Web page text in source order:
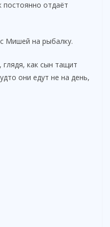
отдаёт
Мишей на рыбалку.
глядя, как сын тащит
они едут не на день,